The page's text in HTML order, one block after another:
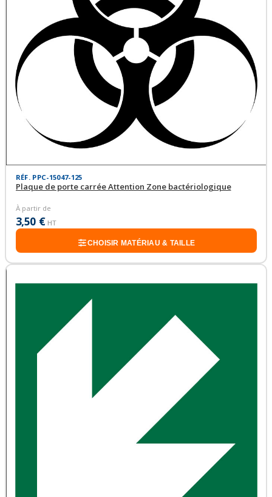
RÉF. PPC-15047-125
Plaque de porte carrée Attention Zone bactériologique
À partir de
3,50 € HT
CHOISIR MATÉRIAU & TAILLE